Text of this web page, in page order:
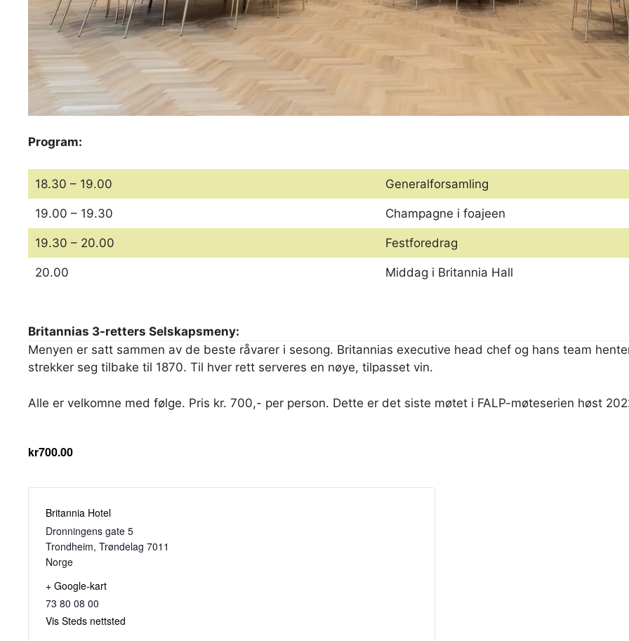
Program:
18.30 – 19.00 Generalforsamling
19.00 – 19.30 Champagne i foajeen
19.30 – 20.00 Festforedrag
20.00 Middag i Britannia Hall
Britannias 3-retters Selskapsmeny:
Menyen er satt sammen av de beste råvarer i sesong. Britannias executive head chef og hans team
strekker seg tilbake til 1870. Til hver rett serveres en nøye, tilpasset vin.
Alle er velkomne med følge. Pris kr. 700,- per person. Dette er det siste møtet i FALP-møteserien høst
kr700.00
Britannia Hotel
Dronningens gate 5
Trondheim, Trøndelag 7011
Norge
+ Google-kart
73 80 08 00
Vis Steds nettsted